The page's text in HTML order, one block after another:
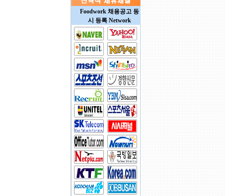
Foodwork 채용공고 동
시 등록 Network